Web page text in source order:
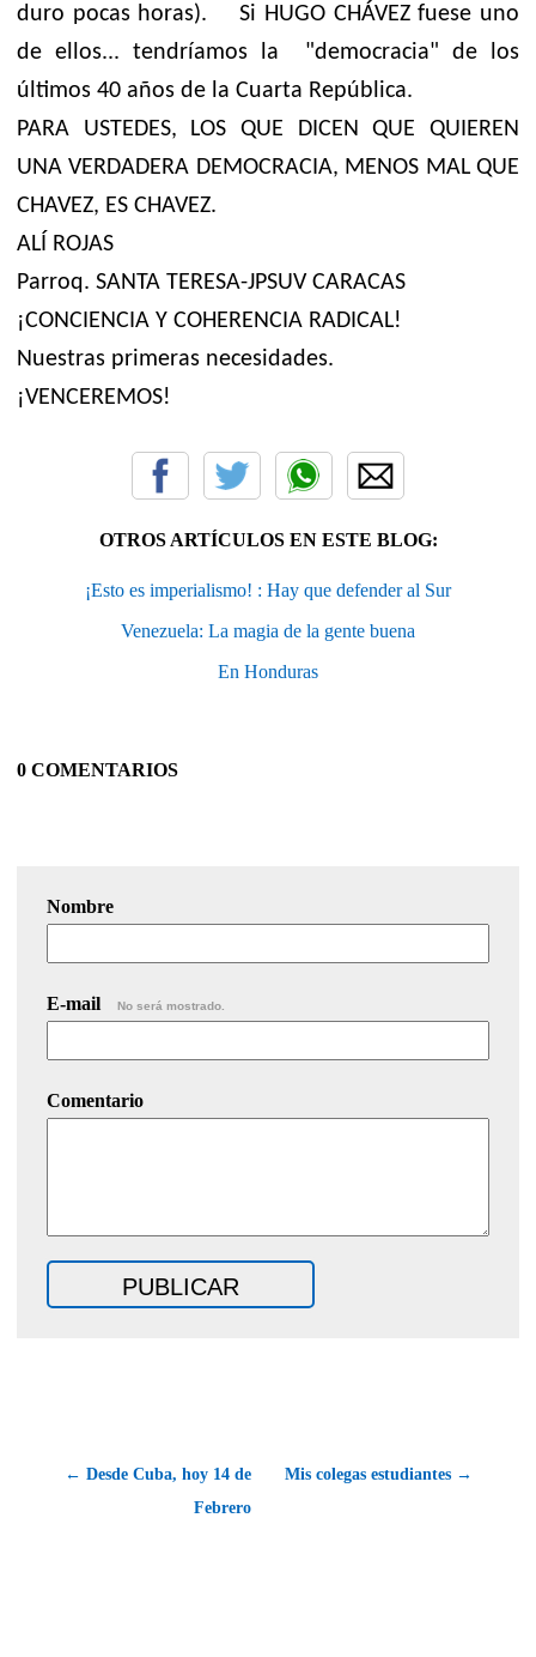
duro pocas horas). Si HUGO CHÁVEZ fuese uno
de ellos... tendríamos la "democracia" de los
últimos 40 años de la Cuarta República.
PARA USTEDES, LOS QUE DICEN QUE QUIEREN
UNA VERDADERA DEMOCRACIA, MENOS MAL QUE
CHAVEZ, ES CHAVEZ.
ALÍ ROJAS
Parroq. SANTA TERESA-JPSUV CARACAS
¡CONCIENCIA Y COHERENCIA RADICAL!
Nuestras primeras necesidades.
¡VENCEREMOS!
OTROS ARTÍCULOS EN ESTE BLOG:
¡Esto es imperialismo! : Hay que defender al Sur
Venezuela: La magia de la gente buena
En Honduras
0 COMENTARIOS
Nombre
E-mail No será mostrado.
Comentario
← Desde Cuba, hoy 14 de
Febrero
Mis colegas estudiantes →